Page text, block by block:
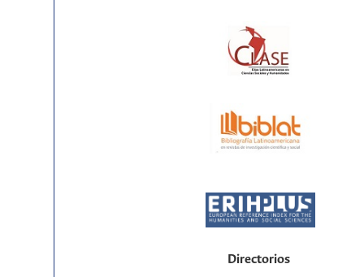
Directorios